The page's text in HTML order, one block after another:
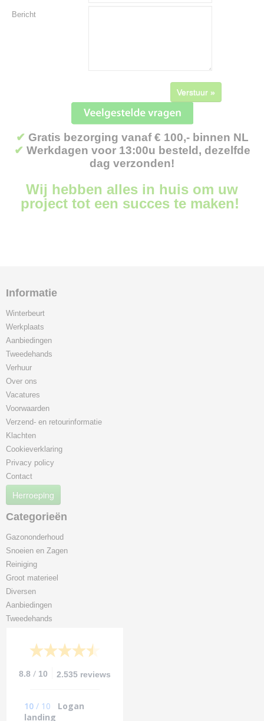
Bericht
Verstuur »
✔ Gratis bezorging vanaf € 100,- binnen NL
✔ Werkdagen voor 13:00u besteld, dezelfde
dag verzonden!
Wij hebben alles in huis om uw
project tot een succes te maken!
Informatie
Winterbeurt
Werkplaats
Aanbiedingen
Tweedehands
Verhuur
Over ons
Vacatures
Voorwaarden
Verzend- en retourinformatie
Klachten
Cookieverklaring
Privacy policy
Contact
Herroeping
Categorieën
Gazononderhoud
Snoeien en Zagen
Reiniging
Groot materieel
Diversen
Aanbiedingen
Tweedehands
8.8 / 10 2.535 reviews
10 / 10
Logan
landing